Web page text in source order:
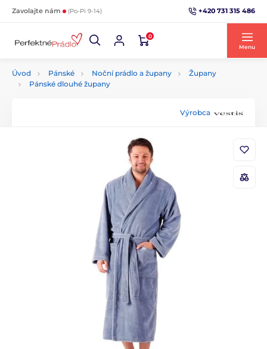
Zavolajte nám (Po-Pi 9-14) +420 731 315 486
0
Menu
Úvod Pánské Noční prádlo a župany
Župany
Pánské dlouhé župany
Výrobca